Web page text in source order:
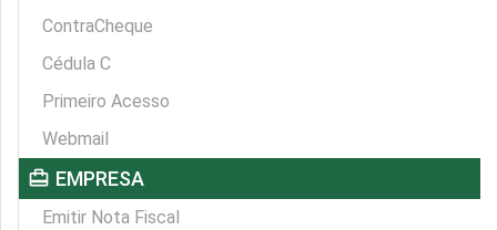
ContraCheque
Cédula C
Primeiro Acesso
Webmail
card_travel EMPRESA
Emitir Nota Fiscal